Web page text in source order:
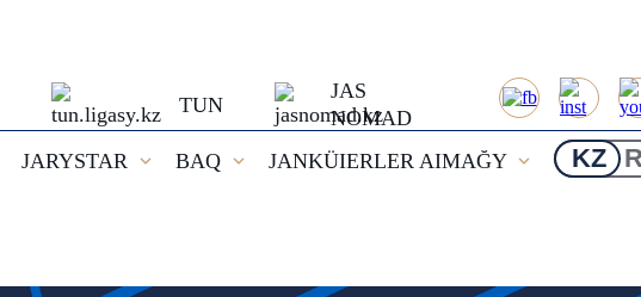
TUN
JAS
NOMAD
JARYSTAR BAQ JANKÜIERLER AIMAĞY KZ